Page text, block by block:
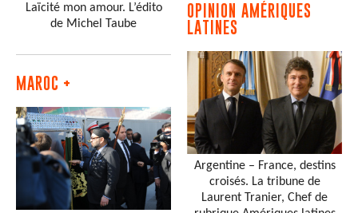
Laïcité mon amour. L’édito
de Michel Taube
MAROC +
OPINION AMÉRIQUES
LATINES
Argentine – France, destins
croisés. La tribune de
Laurent Tranier, Chef de